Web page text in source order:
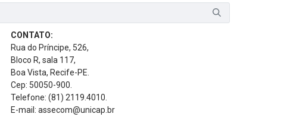
CONTATO:
Rua do Príncipe, 526,
Bloco R, sala 117,
Boa Vista, Recife-PE.
Cep: 50050-900.
Telefone: (81) 2119.4010.
E-mail: assecom@unicap.br